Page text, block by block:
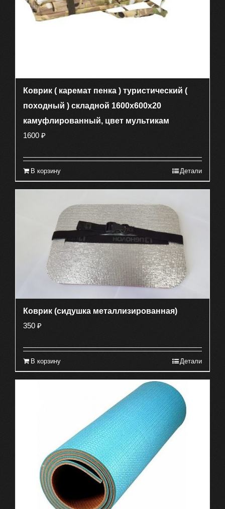
Коврик ( каремат пенка ) туристический (
походный ) складной 1600х600х20
камуфлированный, цвет мультикам
1600 ₽
В корзину Детали
Коврик (сидушка металлизированная)
350 ₽
В корзину Детали